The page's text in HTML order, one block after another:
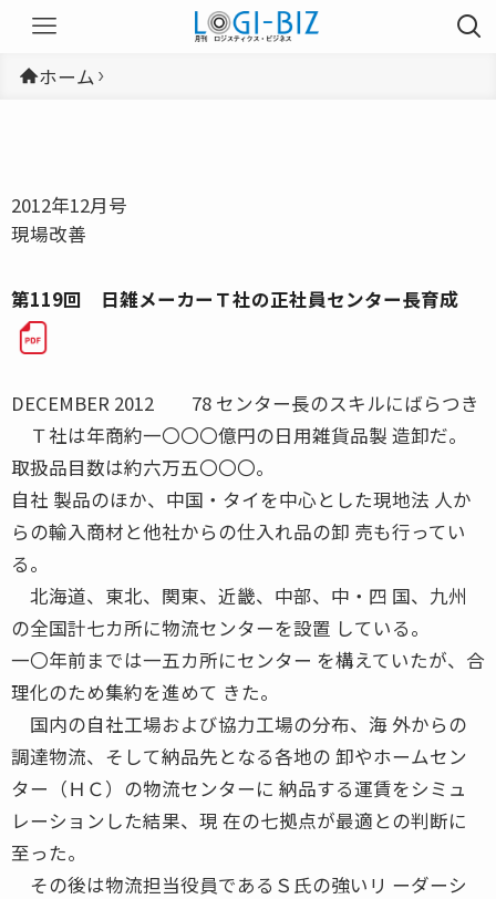
ホーム
2012年12月号
現場改善
第119回 日雑メーカーＴ社の正社員センター長育成
DECEMBER 2012 78 センター長のスキルにばらつき
Ｔ社は年商約一〇〇〇億円の日用雑貨品製 造卸だ。
取扱品目数は約六万五〇〇〇。
自社 製品のほか、中国・タイを中心とした現地法 人か
らの輸入商材と他社からの仕入れ品の卸 売も行ってい
る。
北海道、東北、関東、近畿、中部、中・四 国、九州
の全国計七カ所に物流センターを設置 している。
一〇年前までは一五カ所にセンター を構えていたが、合
理化のため集約を進めて きた。
国内の自社工場および協力工場の分布、海 外からの
調達物流、そして納品先となる各地の 卸やホームセン
ター（ＨＣ）の物流センターに 納品する運賃をシミュ
レーションした結果、現 在の七拠点が最適との判断に
至った。
その後は物流担当役員であるＳ氏の強いリ ーダーシ